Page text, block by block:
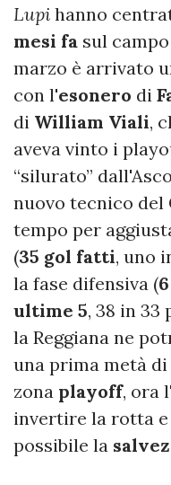
Lupi hanno
mesi fa sul
marzo è arrivato
con l'esonero di
di William Viali,
aveva vinto i
“silurato”
nuovo tecnico del
tempo per
(35 gol fatti, uno
la fase difensiva (
ultime 5, 38 in 33
la Reggiana ne
una prima metà
zona playoff, ora
invertire la rotta
possibile la